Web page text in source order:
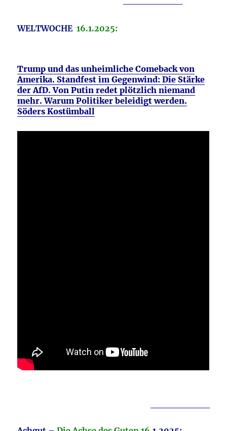
WELTWOCHE16.1.2025:
Trump und das unheimliche Comeback von
Amerika. Standfest im Gegenwind: Die Stärke
der AfD. Von Putin redet plötzlich niemand
mehr. Warum Politiker beleidigt werden.
Söders Kostümball